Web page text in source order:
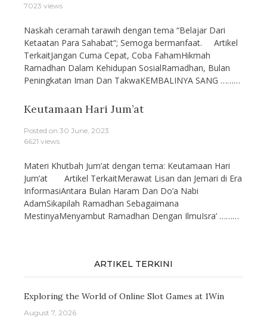
7023 views
Naskah ceramah tarawih dengan tema “Belajar Dari
Ketaatan Para Sahabat“; Semoga bermanfaat. Artikel
TerkaitJangan Cuma Cepat, Coba FahamHikmah
Ramadhan Dalam Kehidupan SosialRamadhan, Bulan
Peningkatan Iman Dan TakwaKEMBALINYA SANG ………
Keutamaan Hari Jum’at
Posted on 30 June, 2023
6621 views
Materi Khutbah Jum’at dengan tema: Keutamaan Hari
Jum’at Artikel TerkaitMerawat Lisan dan Jemari di Era
InformasiAntara Bulan Haram Dan Do’a Nabi
AdamSikapilah Ramadhan Sebagaimana
MestinyaMenyambut Ramadhan Dengan IlmuIsra’ ………
ARTIKEL TERKINI
Exploring the World of Online Slot Games at 1Win
August 7, 2026